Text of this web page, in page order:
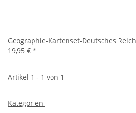
Geographie-Kartenset-Deutsches Reich
19,95 € *
Artikel 1 - 1 von 1
Kategorien